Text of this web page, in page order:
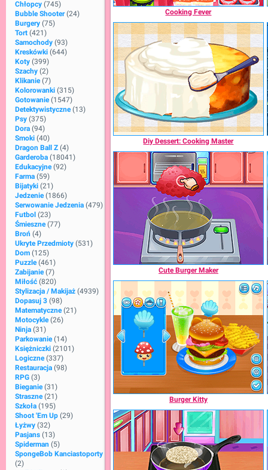
Chłopcy (745)
Bubble Shooter (24)
Burgery (75)
Tort (421)
Samochody (93)
Kreskówki (644)
Koty (399)
Szachy (2)
Klikanie (7)
Kolorowanki (315)
Gotowanie (1547)
Detektywistyczne (13)
Psy (375)
Dora (94)
Smoki (40)
Dragon Ball Z (4)
Garderoba (18041)
Edukacyjne (92)
Farma (59)
Bijatyki (21)
Jedzenie (1866)
Serwowanie Jedzenia (479)
Futbol (23)
Śmieszne (77)
Broń (4)
Ukryte Przedmioty (531)
Dom (125)
Puzzle (461)
Zabijanie (7)
Miłość (820)
Stylizacja / Makijaż (4939)
Dopasuj 3 (98)
Matematyczne (21)
Motocykle (26)
Ninja (31)
Parkowanie (14)
Księżniczki (2101)
Logiczne (337)
Restauracja (98)
RPG (3)
Bieganie (31)
Straszne (21)
Szkoła (195)
Shoot 'Em Up (29)
Łyżwy (32)
Pasjans (13)
Spiderman (5)
SpongeBob Kanciastoporty
(2)
Cooking Fever
Diy Dessert: Cooking Master
Cute Burger Maker
Burger Kitty